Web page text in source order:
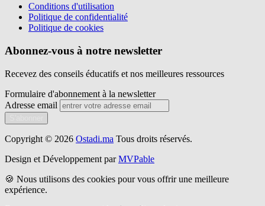
Conditions d'utilisation
Politique de confidentialité
Politique de cookies
Abonnez-vous à notre newsletter
Recevez des conseils éducatifs et nos meilleures ressources
Formulaire d'abonnement à la newsletter
Adresse email
Copyright © 2026 Ostadi.ma Tous droits réservés.
Design et Développement par MVPable
🍪 Nous utilisons des cookies pour vous offrir une meilleure
expérience.